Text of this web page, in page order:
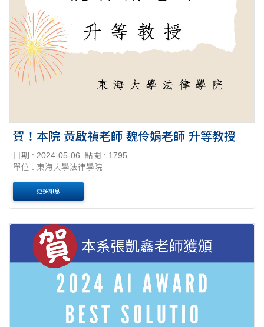
賀！本院 黃啟禎老師 魏伶娟老師 升等教授
日期 : 2024-05-06
點閱 : 1795
單位 : 東海大學法律學院
更多訊息